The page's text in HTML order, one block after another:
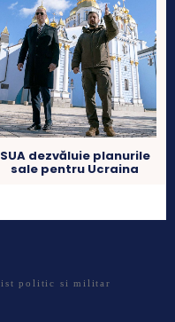
SUA dezvăluie planurile
sale pentru Ucraina
politic si militar